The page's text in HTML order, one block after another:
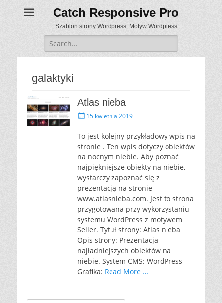
Catch Responsive Pro
Szablon strony Wordpress. Motyw Wordpress.
Search
for:
galaktyki
Atlas nieba
P
s
e
d
o
n
15 kwietnia 2019
To jest kolejny przykładowy wpis na
stronie . Ten wpis dotyczy obiektów
na nocnym niebie. Aby poznać
najpiękniejsze obiekty na niebie,
wystarczy zapoznać się z
prezentacją na stronie
www.atlasnieba.com. Jest to strona
przygotowana przy wykorzystaniu
systemu WordPress z motywem
Seller. Tytuł strony: Atlas nieba
Opis strony: Prezentacja
najładniejszych obiektów na
niebie. System CMS: WordPress
Grafika: Read More …